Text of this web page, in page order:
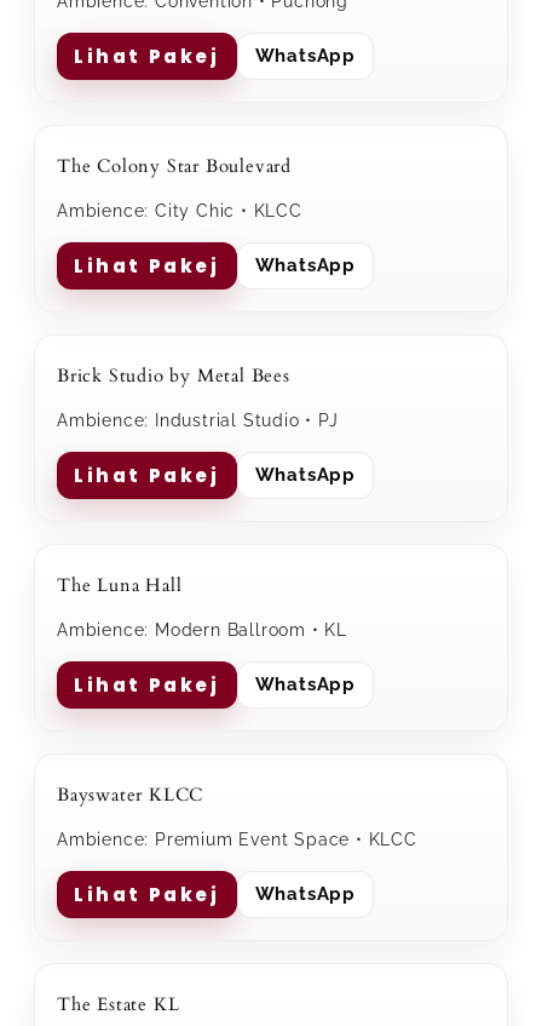
Lihat Pakej WhatsApp
The Colony Star Boulevard
Ambience: City Chic • KLCC
Lihat Pakej WhatsApp
Brick Studio by Metal Bees
Ambience: Industrial Studio • PJ
Lihat Pakej WhatsApp
The Luna Hall
Ambience: Modern Ballroom • KL
Lihat Pakej WhatsApp
Bayswater KLCC
Ambience: Premium Event Space • KLCC
Lihat Pakej WhatsApp
The Estate KL